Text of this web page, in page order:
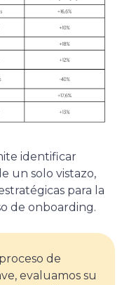
identificar
un solo vistazo,
para la
de onboarding.
de
evaluamos su